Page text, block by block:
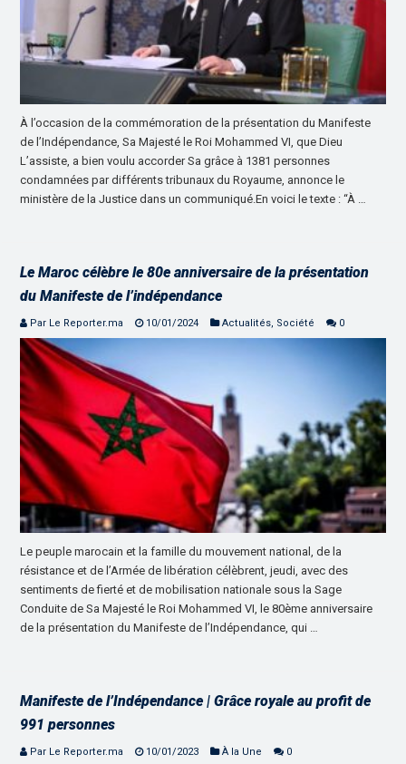
À l’occasion de la commémoration de la présentation du Manifeste
de l’Indépendance, Sa Majesté le Roi Mohammed VI, que Dieu
L’assiste, a bien voulu accorder Sa grâce à 1381 personnes
condamnées par différents tribunaux du Royaume, annonce le
ministère de la Justice dans un communiqué.En voici le texte : “À …
Le Maroc célèbre le 80e anniversaire de la présentation
du Manifeste de l’indépendance
Par Le Reporter.ma 10/01/2024 Actualités, Société 0
Le peuple marocain et la famille du mouvement national, de la
résistance et de l’Armée de libération célèbrent, jeudi, avec des
sentiments de fierté et de mobilisation nationale sous la Sage
Conduite de Sa Majesté le Roi Mohammed VI, le 80ème anniversaire
de la présentation du Manifeste de l’Indépendance, qui …
Manifeste de l’Indépendance | Grâce royale au profit de
991 personnes
Par Le Reporter.ma 10/01/2023 À la Une 0